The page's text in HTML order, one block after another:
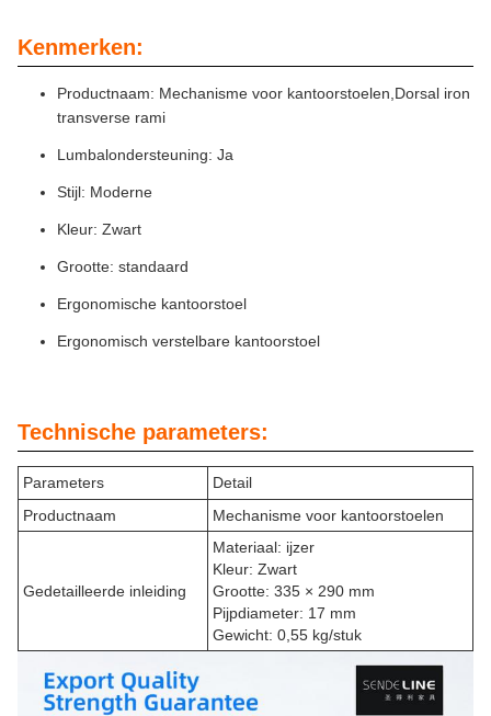
Kenmerken:
Productnaam: Mechanisme voor kantoorstoelen,Dorsal iron
transverse rami
Lumbalondersteuning: Ja
Stijl: Moderne
Kleur: Zwart
Grootte: standaard
Ergonomische kantoorstoel
Ergonomisch verstelbare kantoorstoel
Technische parameters:
Parameters
Detail
Productnaam
Mechanisme voor kantoorstoelen
Gedetailleerde inleiding
Materiaal: ijzer
Kleur: Zwart
Grootte: 335 × 290 mm
Pijpdiameter: 17 mm
Gewicht: 0,55 kg/stuk